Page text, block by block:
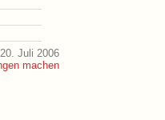
Juli 2006